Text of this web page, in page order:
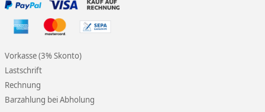
Vorkasse (3% Skonto)
Lastschrift
Rechnung
Barzahlung bei Abholung